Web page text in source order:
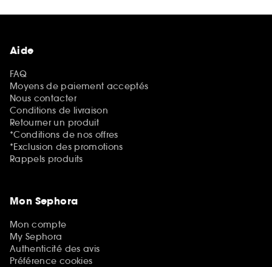
Aide
FAQ
Moyens de paiement acceptés
Nous contacter
Conditions de livraison
Retourner un produit
*Conditions de nos offres
*Exclusion des promotions
Rappels produits
Mon Sephora
Mon compte
My Sephora
Authenticité des avis
Préférence cookies